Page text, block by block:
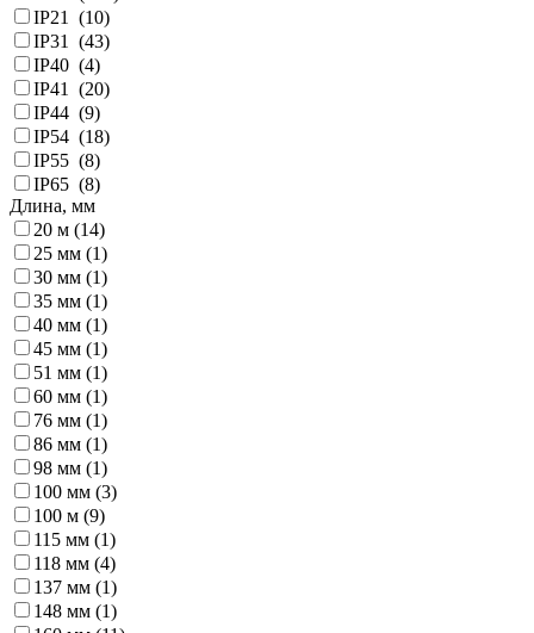
IP21 (10)
IP31 (43)
IP40 (4)
IP41 (20)
IP44 (9)
IP54 (18)
IP55 (8)
IP65 (8)
Длина, мм
20 м (14)
25 мм (1)
30 мм (1)
35 мм (1)
40 мм (1)
45 мм (1)
51 мм (1)
60 мм (1)
76 мм (1)
86 мм (1)
98 мм (1)
100 мм (3)
100 м (9)
115 мм (1)
118 мм (4)
137 мм (1)
148 мм (1)